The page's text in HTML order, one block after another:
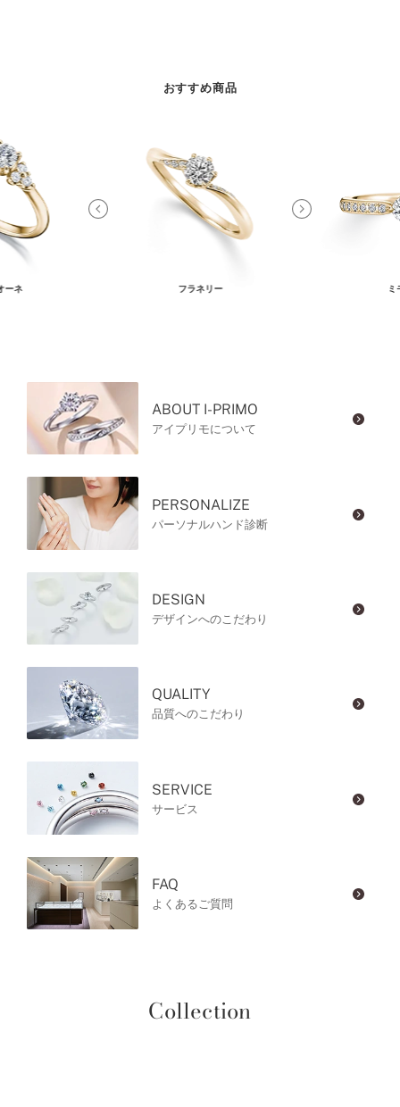
おすすめ商品
ーネ フラネリー ミ
ABOUT I-PRIMO
アイプリモについて
PERSONALIZE
パーソナルハンド診断
DESIGN
デザインへのこだわり
QUALITY
品質へのこだわり
SERVICE
サービス
FAQ
よくあるご質問
Collection